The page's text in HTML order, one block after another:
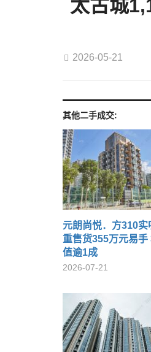
太古城
2026-05-21
其他二手成交:
元朗尚悦．方310实
重售货355万元易手
值逾1成
2026-07-21